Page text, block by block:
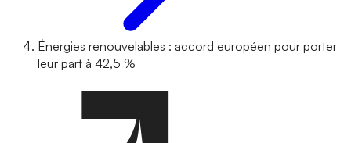
Énergies renouvelables : accord européen pour porter
leur part à 42,5 %